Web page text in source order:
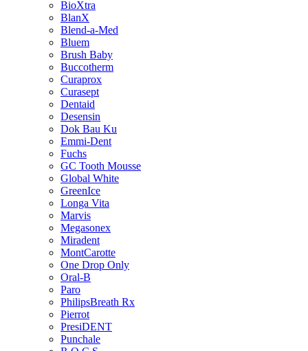
BioXtra
BlanX
Blend-a-Med
Bluem
Brush Baby
Buccotherm
Curaprox
Curasept
Dentaid
Desensin
Dok Bau Ku
Emmi-Dent
Fuchs
GC Tooth Mousse
Global White
GreenIce
Longa Vita
Marvis
Megasonex
Miradent
MontCarotte
One Drop Only
Oral-B
Paro
PhilipsBreath Rx
Pierrot
PresiDENT
Punchale